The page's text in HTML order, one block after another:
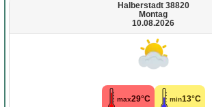
Halberstadt 38820
Montag
10.08.2026
max29°C min13°C